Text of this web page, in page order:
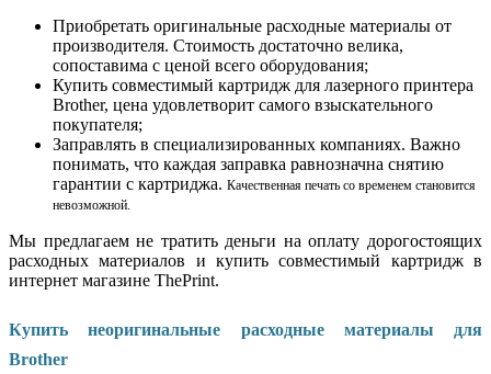
Приобретать оригинальные расходные материалы от
производителя. Стоимость достаточно велика,
сопоставима с ценой всего оборудования;
Купить совместимый картридж для лазерного принтера
Brother, цена удовлетворит самого взыскательного
покупателя;
Заправлять в специализированных компаниях. Важно
понимать, что каждая заправка равнозначна снятию
гарантии с картриджа. Качественная печать со временем становится
невозможной.
Мы предлагаем не тратить деньги на оплату дорогостоящих
расходных материалов и купить совместимый картриджв
интернет магазине ThePrint.
Купить неоригинальные расходные материалы для
Brother